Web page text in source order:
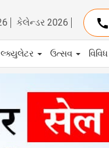
કેલેન્ડર 2026 call
ઉત્સવ વિવિધ